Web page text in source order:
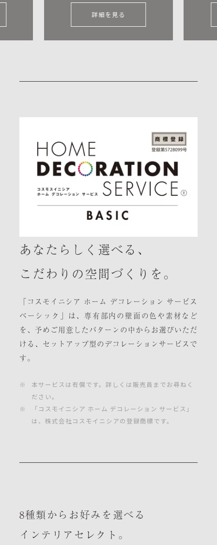
詳細を見る
あなたらしく選べる、
こだわりの空間づくりを。
「コスモイニシア ホーム デコレーション サービス
ベーシック」は、専有部内の壁面の色や素材など
を、予めご用意したパターンの中からお選びいただ
ける、セットアップ型のデコレーションサービスで
す。
※
本サービスは有償です。詳しくは販売員までお尋ねく
ださい。
※
「コスモイニシア ホーム デコレーション サービス」
は、株式会社コスモイニシアの登録商標です。
8種類からお好みを選べる
インテリアセレクト。